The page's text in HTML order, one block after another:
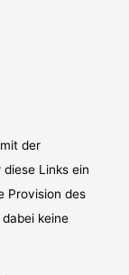
der
Links ein
Provision des
keine